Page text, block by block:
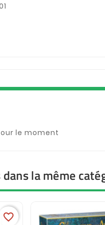
le moment
la même
favorite_border